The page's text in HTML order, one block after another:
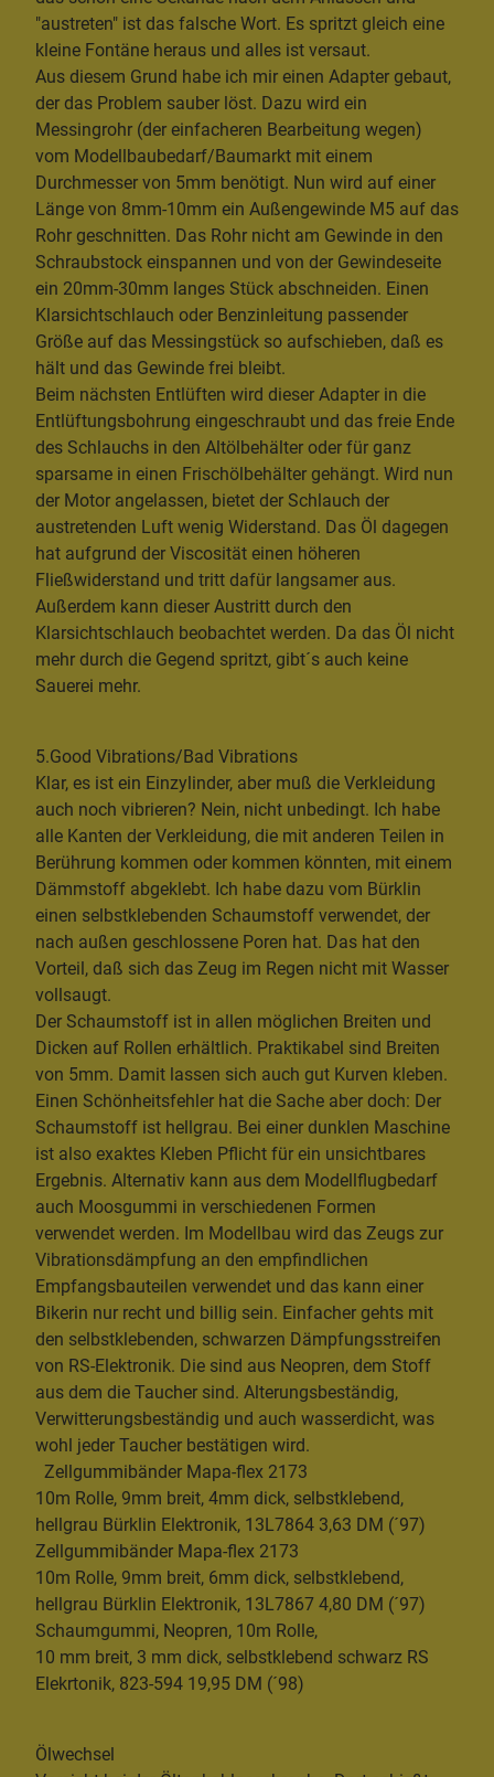
"austreten" ist das falsche Wort. Es spritzt gleich eine
kleine Fontäne heraus und alles ist versaut.
Aus diesem Grund habe ich mir einen Adapter gebaut,
der das Problem sauber löst. Dazu wird ein
Messingrohr (der einfacheren Bearbeitung wegen)
vom Modellbaubedarf/Baumarkt mit einem
Durchmesser von 5mm benötigt. Nun wird auf einer
Länge von 8mm-10mm ein Außengewinde M5 auf das
Rohr geschnitten. Das Rohr nicht am Gewinde in den
Schraubstock einspannen und von der Gewindeseite
ein 20mm-30mm langes Stück abschneiden. Einen
Klarsichtschlauch oder Benzinleitung passender
Größe auf das Messingstück so aufschieben, daß es
hält und das Gewinde frei bleibt.
Beim nächsten Entlüften wird dieser Adapter in die
Entlüftungsbohrung eingeschraubt und das freie Ende
des Schlauchs in den Altölbehälter oder für ganz
sparsame in einen Frischölbehälter gehängt. Wird nun
der Motor angelassen, bietet der Schlauch der
austretenden Luft wenig Widerstand. Das Öl dagegen
hat aufgrund der Viscosität einen höheren
Fließwiderstand und tritt dafür langsamer aus.
Außerdem kann dieser Austritt durch den
Klarsichtschlauch beobachtet werden. Da das Öl nicht
mehr durch die Gegend spritzt, gibt´s auch keine
Sauerei mehr.
5.Good Vibrations/Bad Vibrations
Klar, es ist ein Einzylinder, aber muß die Verkleidung
auch noch vibrieren? Nein, nicht unbedingt. Ich habe
alle Kanten der Verkleidung, die mit anderen Teilen in
Berührung kommen oder kommen könnten, mit einem
Dämmstoff abgeklebt. Ich habe dazu vom Bürklin
einen selbstklebenden Schaumstoff verwendet, der
nach außen geschlossene Poren hat. Das hat den
Vorteil, daß sich das Zeug im Regen nicht mit Wasser
vollsaugt.
Der Schaumstoff ist in allen möglichen Breiten und
Dicken auf Rollen erhältlich. Praktikabel sind Breiten
von 5mm. Damit lassen sich auch gut Kurven kleben.
Einen Schönheitsfehler hat die Sache aber doch: Der
Schaumstoff ist hellgrau. Bei einer dunklen Maschine
ist also exaktes Kleben Pflicht für ein unsichtbares
Ergebnis. Alternativ kann aus dem Modellflugbedarf
auch Moosgummi in verschiedenen Formen
verwendet werden. Im Modellbau wird das Zeugs zur
Vibrationsdämpfung an den empfindlichen
Empfangsbauteilen verwendet und das kann einer
Bikerin nur recht und billig sein. Einfacher gehts mit
den selbstklebenden, schwarzen Dämpfungsstreifen
von RS-Elektronik. Die sind aus Neopren, dem Stoff
aus dem die Taucher sind. Alterungsbeständig,
Verwitterungsbeständig und auch wasserdicht, was
wohl jeder Taucher bestätigen wird.
Zellgummibänder Mapa-flex 2173
10m Rolle, 9mm breit, 4mm dick, selbstklebend,
hellgrau Bürklin Elektronik, 13L7864 3,63 DM (´97)
Zellgummibänder Mapa-flex 2173
10m Rolle, 9mm breit, 6mm dick, selbstklebend,
hellgrau Bürklin Elektronik, 13L7867 4,80 DM (´97)
Schaumgummi, Neopren, 10m Rolle,
10 mm breit, 3 mm dick, selbstklebend schwarz RS
Elekrtonik, 823-594 19,95 DM (´98)
Ölwechsel